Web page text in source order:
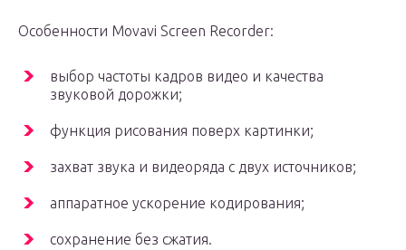
Особенности Movavi Screen Recorder:
выбор частоты кадров видео и качества
звуковой дорожки;
функция рисования поверх картинки;
захват звука и видеоряда с двух источников;
аппаратное ускорение кодирования;
сохранение без сжатия.